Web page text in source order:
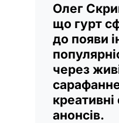
Олег
що гурт
до появи
через
анонсів.